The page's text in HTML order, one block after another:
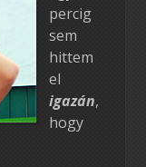
percig
sem
hittem
el
igazán,
hogy